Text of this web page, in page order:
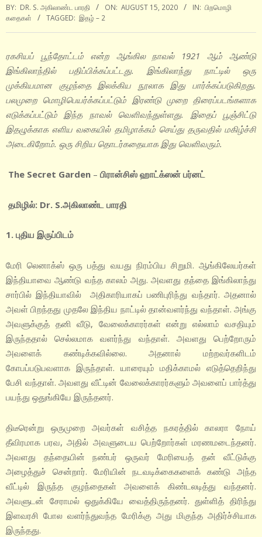
BY: DR. S. அகிலாண்ட பாரதி ON: AUGUST 15, 2020 IN: பிறமொழி
கதைகள்
TAGGED: இதழ் – 2
ரகசியப் பூந்தோட்டம் என்ற ஆங்கில நாவல் 1921 ஆம் ஆண்டு
இங்கிலாந்தில் பதிப்பிக்கப்பட்டது. இங்கிலாந்து நாட்டில் ஒரு
முக்கியமான குழந்தை இலக்கிய நூலாக இது பார்க்கப்படுகிறது.
பலமுறை மொழிபெயர்க்கப்பட்டும் இரண்டு முறை திரைப்படங்களாக
எடுக்கப்பட்டும் இந்த நாவல் வெளிவந்துள்ளது. இதைப் பூஞ்சிட்டு
இதழுக்காக எளிய வகையில் தமிழாக்கம் செய்து தருவதில் மகிழ்ச்சி
அடைகிறோம். ஒரு சிறிய தொடர்கதையாக இது வெளிவரும்.
The Secret Garden – பிரான்சிஸ் ஹாட்க்ஸன் பர்னட்
தமிழில்: Dr. S.அகிலாண்ட பாரதி
1. புதிய இருப்பிடம்
மேரி லெனாக்ஸ் ஒரு பத்து வயது நிரம்பிய சிறுமி. ஆங்கிலேயர்கள்
இந்தியாவை ஆண்டு வந்த காலம் அது. அவளது தந்தை இங்கிலாந்து
சார்பில் இந்தியாவில் அதிகாரியாகப் பணிபுரிந்து வந்தார். அதனால்
அவள் பிறந்தது முதலே இந்திய நாட்டில் தான்வளர்ந்து வந்தாள். அங்கு
அவளுக்குத் தனி வீடு, வேலைக்காரர்கள் என்று எல்லாம் வசதியும்
இருந்ததால் செல்லமாக வளர்ந்து வந்தாள். அவளது பெற்றோரும்
அவளைக் கண்டிக்கவில்லை. அதனால் மற்றவர்களிடம்
கோபப்படுபவளாக இருந்தாள். யாரையும் மதிக்காமல் எடுத்தெறிந்து
பேசி வந்தாள். அவளது வீட்டின் வேலைக்காரர்களும் அவளைப் பார்த்து
பயந்து ஒதுங்கியே இருந்தனர்.
திடீரென்று ஒருமுறை அவர்கள் வசித்த நகரத்தில் காலரா நோய்
தீவிரமாக பரவ, அதில் அவளுடைய பெற்றோர்கள் மரணமடைந்தனர்.
அவளது தந்தையின் நண்பர் ஒருவர் மேரியைத் தன் வீட்டுக்கு
அழைத்துச் சென்றார். மேரியின் நடவடிக்கைகளைக் கண்டு அந்த
வீட்டில் இருந்த குழந்தைகள் அவளைக் கிண்டலடித்து வந்தனர்.
அவளுடன் சேராமல் ஒதுக்கியே வைத்திருந்தனர். துள்ளித் திரிந்து
இளவரசி போல வளர்ந்துவந்த மேரிக்கு அது மிகுந்த அதிர்ச்சியாக
இருந்தது.